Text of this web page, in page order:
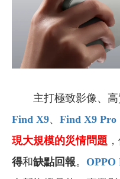
主打極致影像、高
Find X9、 Find X9 Pro
現大規模的災情問題
得和缺點回報。 OPPO